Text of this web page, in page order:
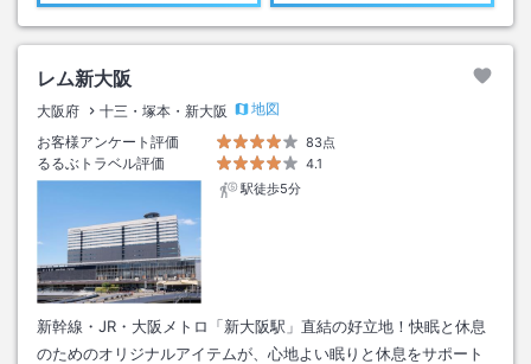
レム新大阪
大阪府 十三・塚本・新大阪
地図
お客様アンケート評価
83点
るるぶトラベル評価
4.1
駅徒歩5分
新幹線・JR・大阪メトロ「新大阪駅」直結の好立地！快眠と休息
のためのオリジナルアイテムが、心地よい眠りと休息をサポート